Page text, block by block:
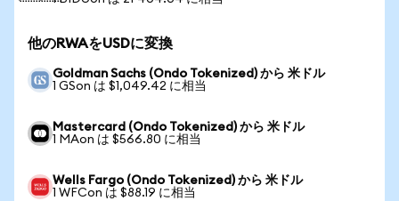
他のRWAをUSDに変換
Goldman Sachs (Ondo Tokenized) から 米ドル
1 GSon は $1,049.42 に相当
Mastercard (Ondo Tokenized) から 米ドル
1 MAon は $566.80 に相当
Wells Fargo (Ondo Tokenized) から 米ドル
1 WFCon は $88.19 に相当